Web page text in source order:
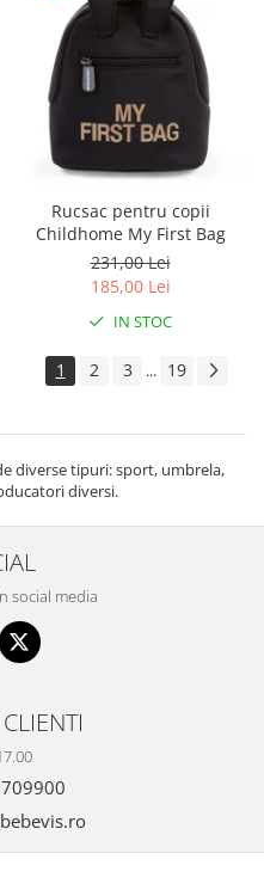
Rucsac pentru copii
Childhome My First Bag
231,00 Lei
185,00 Lei
IN STOC
1 2 3 ... 19
diverse tipuri: sport, umbrela,
diversi.
social media